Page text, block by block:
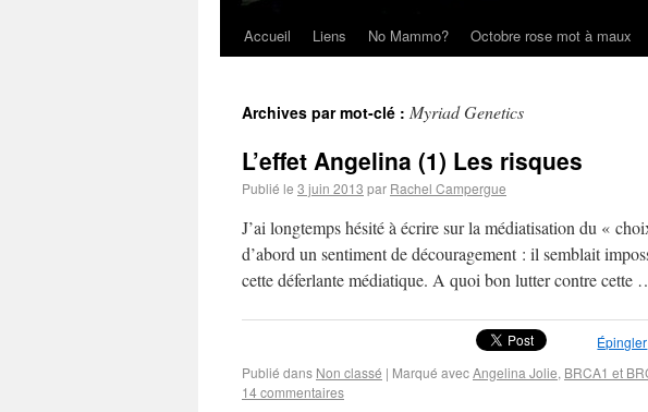
Accueil Liens No Mammo? Octobre rose mot à maux
Archives par mot-clé : Myriad Genetics
L’effet Angelina (1) Les risques
Publié le 3 juin 2013 par Rachel Campergue
J’ai longtemps hésité à écrire sur la médiatisation du «
d’abord un sentiment de découragement : il semblait
cette déferlante médiatique. A quoi bon lutter contre cette
Épingler
Publié dans Non classé | Marqué avecAngelina Jolie, BRCA1 et
14 commentaires